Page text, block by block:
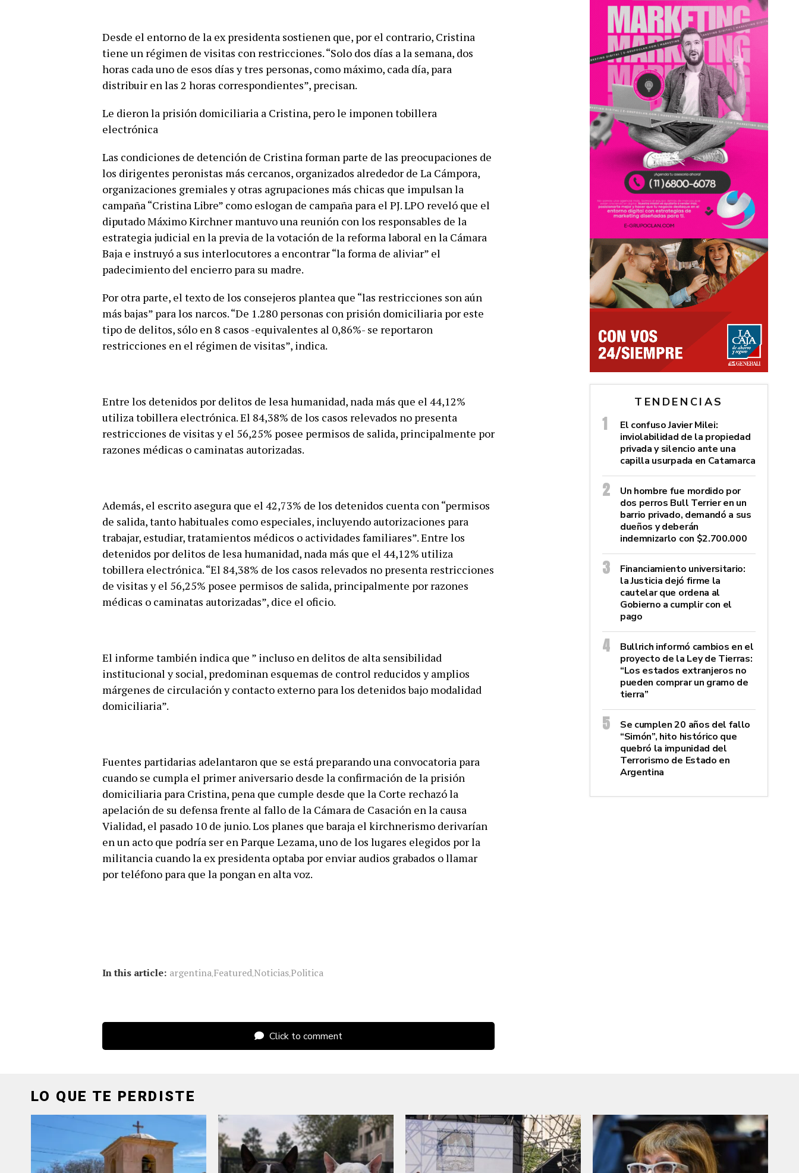
Desde el entorno de la ex presidenta sostienen que, por el contrario, Cristina
tiene un régimen de visitas con restricciones. “Solo dos días a la semana, dos
horas cada uno de esos días y tres personas, como máximo, cada día, para
distribuir en las 2 horas correspondientes”, precisan.
Le dieron la prisión domiciliaria a Cristina, pero le imponen tobillera
electrónica
Las condiciones de detención de Cristina forman parte de las preocupaciones de
los dirigentes peronistas más cercanos, organizados alrededor de La Cámpora,
organizaciones gremiales y otras agrupaciones más chicas que impulsan la
campaña “Cristina Libre” como eslogan de campaña para el PJ. LPO reveló que el
diputado Máximo Kirchner mantuvo una reunión con los responsables de la
estrategia judicial en la previa de la votación de la reforma laboral en la Cámara
Baja e instruyó a sus interlocutores a encontrar “la forma de aliviar” el
padecimiento del encierro para su madre.
Por otra parte, el texto de los consejeros plantea que “las restricciones son aún
más bajas” para los narcos. “De 1.280 personas con prisión domiciliaria por este
tipo de delitos, sólo en 8 casos -equivalentes al 0,86%- se reportaron
restricciones en el régimen de visitas”, indica.
Entre los detenidos por delitos de lesa humanidad, nada más que el 44,12%
utiliza tobillera electrónica. El 84,38% de los casos relevados no presenta
restricciones de visitas y el 56,25% posee permisos de salida, principalmente por
razones médicas o caminatas autorizadas.
Además, el escrito asegura que el 42,73% de los detenidos cuenta con “permisos
de salida, tanto habituales como especiales, incluyendo autorizaciones para
trabajar, estudiar, tratamientos médicos o actividades familiares”. Entre los
detenidos por delitos de lesa humanidad, nada más que el 44,12% utiliza
tobillera electrónica. “El 84,38% de los casos relevados no presenta restricciones
de visitas y el 56,25% posee permisos de salida, principalmente por razones
médicas o caminatas autorizadas”, dice el oficio.
El informe también indica que ” incluso en delitos de alta sensibilidad
institucional y social, predominan esquemas de control reducidos y amplios
márgenes de circulación y contacto externo para los detenidos bajo modalidad
domiciliaria”.
Fuentes partidarias adelantaron que se está preparando una convocatoria para
cuando se cumpla el primer aniversario desde la confirmación de la prisión
domiciliaria para Cristina, pena que cumple desde que la Corte rechazó la
apelación de su defensa frente al fallo de la Cámara de Casación en la causa
Vialidad, el pasado 10 de junio. Los planes que baraja el kirchnerismo derivarían
en un acto que podría ser en Parque Lezama, uno de los lugares elegidos por la
militancia cuando la ex presidenta optaba por enviar audios grabados o llamar
por teléfono para que la pongan en alta voz.
In this article: argentina,Featured,Noticias,Politica
Click to comment
TENDENCIAS
El confuso Javier Milei:
inviolabilidad de la propiedad
privada y silencio ante una
capilla usurpada en Catamarca
Un hombre fue mordido por
dos perros Bull Terrier en un
barrio privado, demandó a sus
dueños y deberán
indemnizarlo con $2.700.000
Financiamiento universitario:
la Justicia dejó firme la
cautelar que ordena al
Gobierno a cumplir con el
pago
Bullrich informó cambios en el
proyecto de la Ley de Tierras:
“Los estados extranjeros no
pueden comprar un gramo de
tierra”
Se cumplen 20 años del fallo
“Simón”, hito histórico que
quebró la impunidad del
Terrorismo de Estado en
Argentina
LO QUE TE PERDISTE